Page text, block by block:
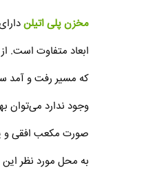
مخزن پلی اتیلن
ابعاد متفاوت است.
که مسیر رفت و آمد
وجود ندارد می‌توان
صورت مکعب افقی و
به محل مورد نظر